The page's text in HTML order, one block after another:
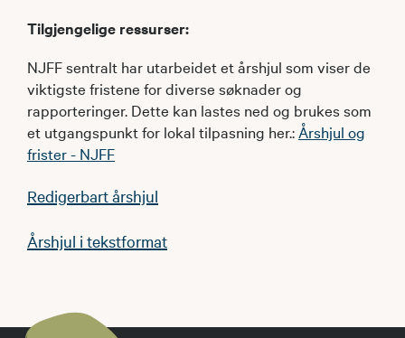
Tilgjengelige ressurser:
NJFF sentralt har utarbeidet et årshjul som viser de
viktigste fristene for diverse søknader og
rapporteringer. Dette kan lastes ned og brukes som
et utgangspunkt for lokal tilpasning her.: ​ Årshjul og
frister - NJFF
Redigerbart årshjul
Årshjul i tekstformat